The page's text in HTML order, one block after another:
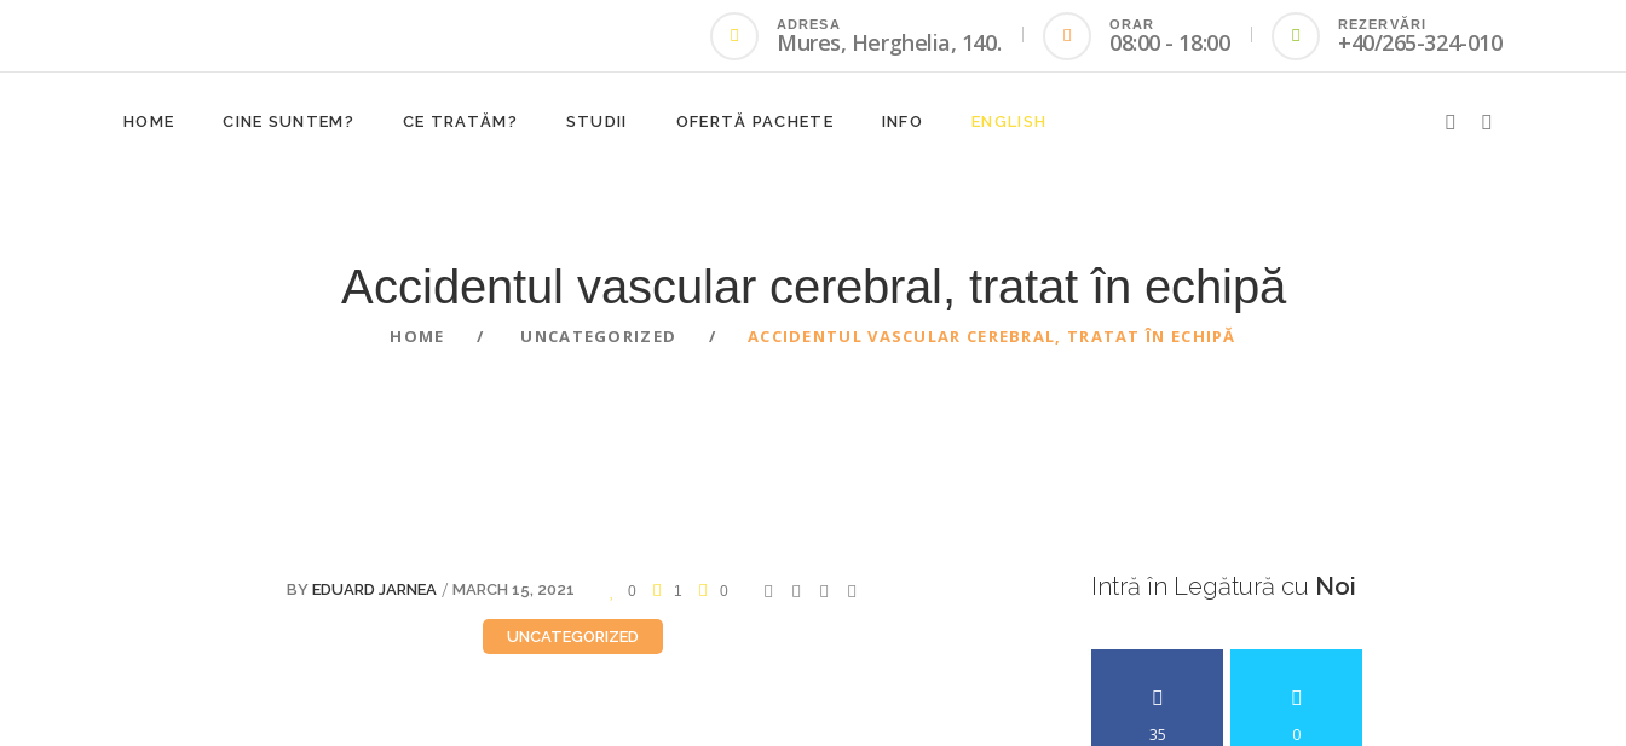
ADRESA
Mures, Herghelia, 140.
ORAR
08:00 - 18:00
REZERVĂRI
+40/265-324-010
HOME CINE SUNTEM? CE TRATĂM? STUDII OFERTĂ PACHETE INFO ENGLISH
Accidentul vascular cerebral, tratat în echipă
HOME UNCATEGORIZED ACCIDENTUL VASCULAR CEREBRAL, TRATAT ÎN ECHIPĂ
BY EDUARD JARNEA / MARCH 15, 2021 0 1 0
UNCATEGORIZED
Intră în Legătură cu Noi
35 0